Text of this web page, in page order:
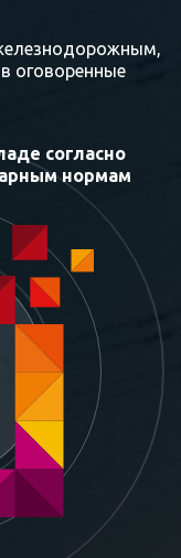
оговоренные
согласно
нормам